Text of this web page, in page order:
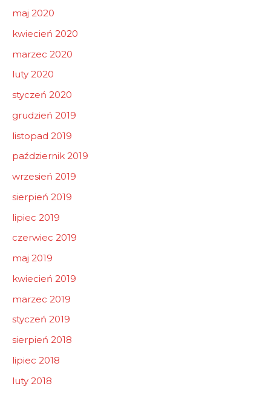
maj 2020
kwiecień 2020
marzec 2020
luty 2020
styczeń 2020
grudzień 2019
listopad 2019
październik 2019
wrzesień 2019
sierpień 2019
lipiec 2019
czerwiec 2019
maj 2019
kwiecień 2019
marzec 2019
styczeń 2019
sierpień 2018
lipiec 2018
luty 2018